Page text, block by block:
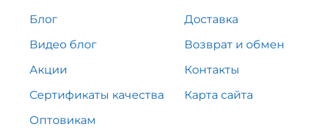
Блог
Видео блог
Акции
Сертификаты качества
Оптовикам
Доставка
Возврат и обмен
Контакты
Карта сайта